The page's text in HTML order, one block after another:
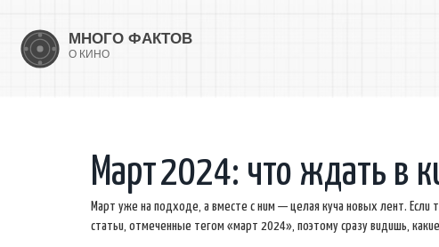
Март 2024: что ждать в
Март уже на подходе, а вместе с ним — целая куча новых лент.
статьи, отмеченные тегом «март 2024», поэтому сразу видишь,